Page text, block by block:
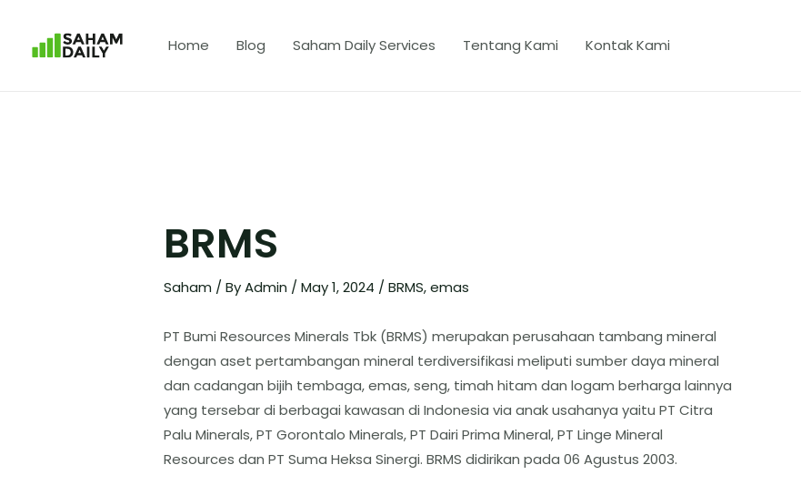
Home Blog Saham Daily Services Tentang Kami Kontak Kami
BRMS
Saham / ByAdmin / May 1, 2024 / BRMS,emas
PT Bumi Resources Minerals Tbk (BRMS) merupakan perusahaan tambang mineral
dengan aset pertambangan mineral terdiversifikasi meliputi sumber daya mineral
dan cadangan bijih tembaga, emas, seng, timah hitam dan logam berharga lainnya
yang tersebar di berbagai kawasan di Indonesia via anak usahanya yaitu PT Citra
Palu Minerals, PT Gorontalo Minerals, PT Dairi Prima Mineral, PT Linge Mineral
Resources dan PT Suma Heksa Sinergi. BRMS didirikan pada 06 Agustus 2003.